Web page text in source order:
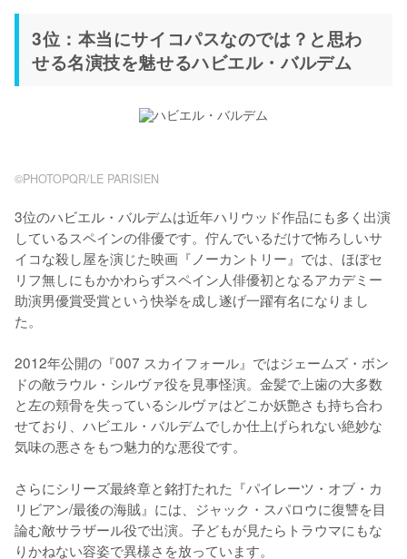
3位：本当にサイコパスなのでは？と思わ
せる名演技を魅せるハビエル・バルデム
©PHOTOPQR/LE PARISIEN
3位のハビエル・バルデムは近年ハリウッド作品にも多く出演
しているスペインの俳優です。佇んでいるだけで怖ろしいサ
イコな殺し屋を演じた映画『ノーカントリー』では、ほぼセ
リフ無しにもかかわらずスペイン人俳優初となるアカデミー
助演男優賞受賞という快挙を成し遂げ一躍有名になりまし
た。
2012年公開の『007 スカイフォール』ではジェームズ・ボン
ドの敵ラウル・シルヴァ役を見事怪演。金髪で上歯の大多数
と左の頬骨を失っているシルヴァはどこか妖艶さも持ち合わ
せており、ハビエル・バルデムでしか仕上げられない絶妙な
気味の悪さをもつ魅力的な悪役です。
さらにシリーズ最終章と銘打たれた『パイレーツ・オブ・カ
リビアン/最後の海賊』には、ジャック・スパロウに復讐を目
論む敵サラザール役で出演。子どもが見たらトラウマにもな
りかねない容姿で異様さを放っています。